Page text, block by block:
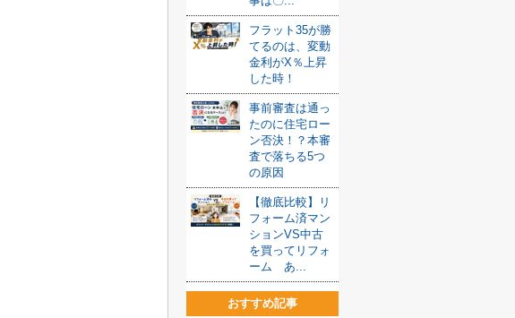
フラット35が勝
てるのは、変動
金利がX％上昇
した時！
事前審査は通っ
たのに住宅ロー
ン否決！？本審
査で落ちる5つ
の原因
【徹底比較】リ
フォーム済マン
ションVS中古
を買ってリフォ
ーム あ...
おすすめ記事